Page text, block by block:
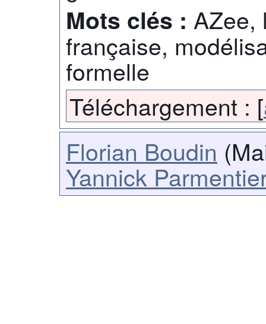
Mots clés : AZee,
française,
formelle
Téléchargement : [
Florian Boudin
Yannick